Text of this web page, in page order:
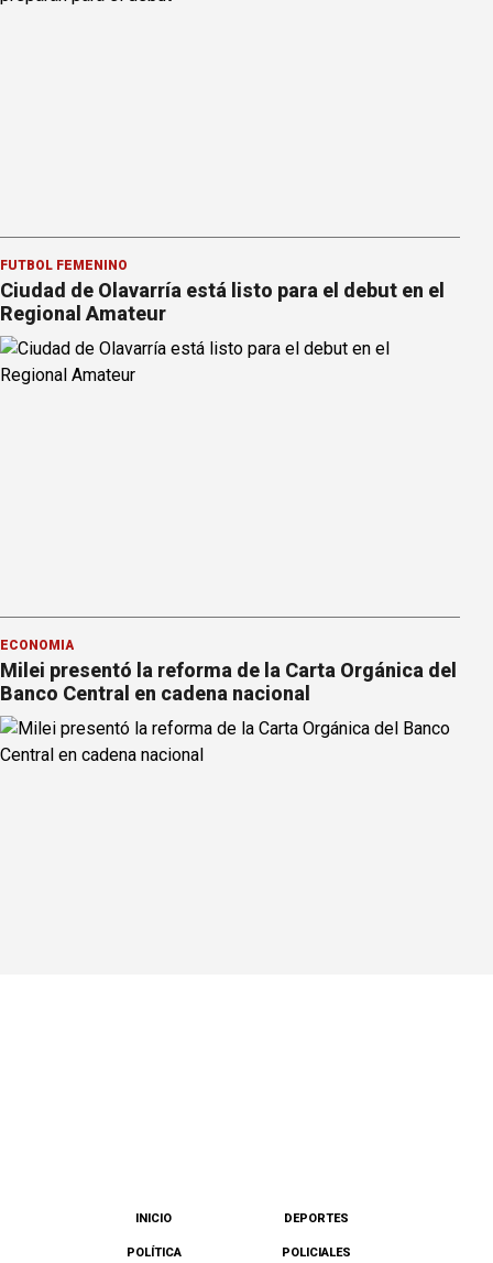
FÚTBOL FEMENINO
Ciudad de Olavarría está listo para el debut en el
Regional Amateur
ECONOMÍA
Milei presentó la reforma de la Carta Orgánica del
Banco Central en cadena nacional
INICIO DEPORTES
POLÍTICA POLICIALES